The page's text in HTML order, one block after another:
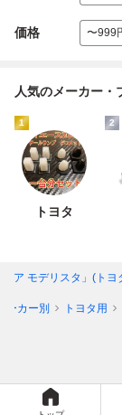
価格 〜999
人気のメーカー・
1
トヨタ
2
ア モデリスタ」(トヨ
ーカー別 トヨタ用